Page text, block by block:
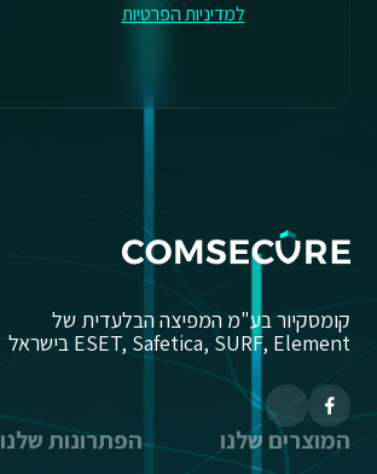
למדיניות הפרטיות
קומסקיור בע"מ המפיצה הבלעדית של
ESET, Safetica, SURF, Element בישראל
המוצרים שלנו הפתרונות שלנו